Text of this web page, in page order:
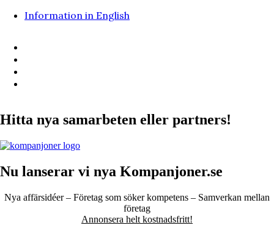
Information in English
Hitta nya samarbeten eller partners!
Nu lanserar vi nya Kompanjoner.se
Nya affärsidéer – Företag som söker kompetens – Samverkan mellan
företag
Annonsera helt kostnadsfritt!